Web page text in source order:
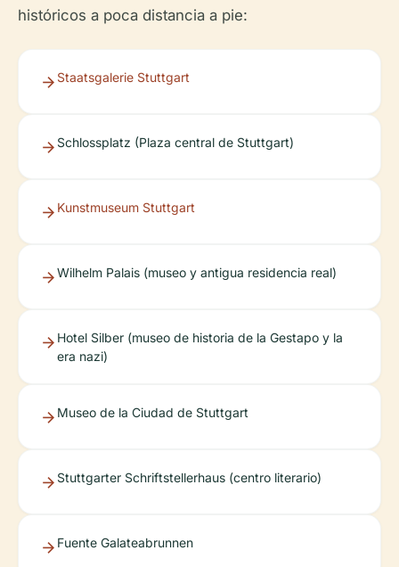
históricos a poca distancia a pie:
Staatsgalerie Stuttgart
Schlossplatz (Plaza central de Stuttgart)
Kunstmuseum Stuttgart
Wilhelm Palais (museo y antigua residencia real)
Hotel Silber (museo de historia de la Gestapo y la
era nazi)
Museo de la Ciudad de Stuttgart
Stuttgarter Schriftstellerhaus (centro literario)
Fuente Galateabrunnen